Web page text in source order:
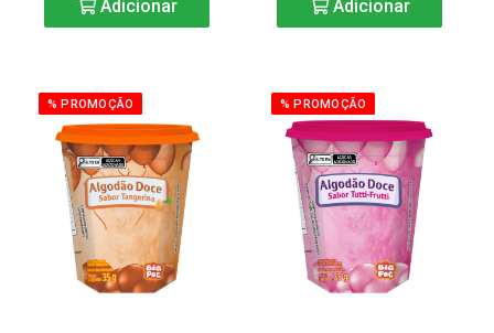
Adicionar Adicionar
% PROMOÇÃO % PROMOÇÃO